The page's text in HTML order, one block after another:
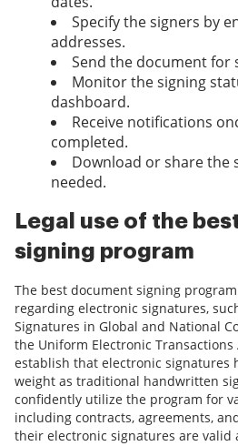
Specify the signers by
addresses.
Send the document for
Monitor the signing
dashboard.
Receive notifications
completed.
Download or share the
needed.
Legal use of the
signing program
The best document signing
regarding electronic signatures,
Signatures in Global and National
the Uniform Electronic Transactions
establish that electronic signatures
weight as traditional handwritten
confidently utilize the program for
including contracts, agreements,
their electronic signatures are valid